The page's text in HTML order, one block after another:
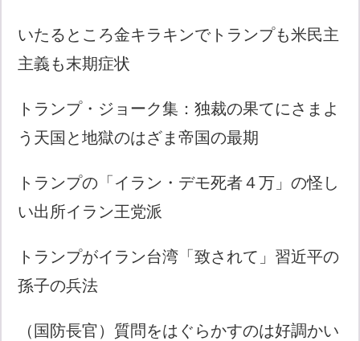
いたるところ金キラキンでトランプも米民主
主義も末期症状
トランプ・ジョーク集：独裁の果てにさまよ
う天国と地獄のはざま帝国の最期
トランプの「イラン・デモ死者４万」の怪し
い出所イラン王党派
トランプがイラン台湾「致されて」習近平の
孫子の兵法
（国防長官）質問をはぐらかすのは好調かい